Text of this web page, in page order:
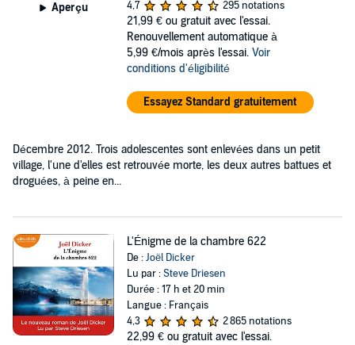
Aperçu
4,7
295 notations
21,99 € ou gratuit avec l'essai.
Renouvellement automatique à
5,99 €/mois après l'essai. Voir
conditions d'éligibilité
Essayez Standard gratuitement
Décembre 2012. Trois adolescentes sont enlevées dans un petit
village, l'une d'elles est retrouvée morte, les deux autres battues et
droguées, à peine en...
L'Énigme de la chambre 622
De :Joël Dicker
Lu par :Steve Driesen
Durée : 17 h et 20 min
Langue : Français
4,3
2 865 notations
22,99 € ou gratuit avec l'essai.